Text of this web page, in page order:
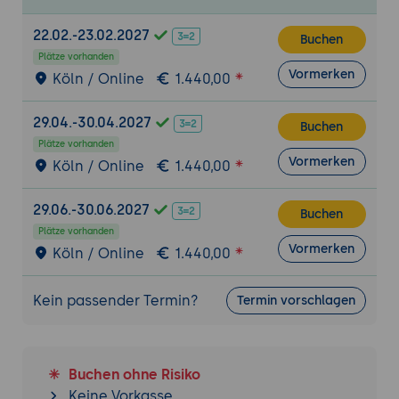
Datenverarbeitung und Integration.
Datenformatierung:Techniken zur
Formatierung und Standardisierung von
Daten.
Implementierung von
Techniken zur Fehlerbehandlung und
Wiederherstellung.
Skalierbarkeit und Leistungsoptimierung
Skalierbarkeit:Techniken zur Skalierung
von Fluentd-Konfigurationen für große
Datenmengen.
Leistungsoptimierung:Optimierung von
Fluentd-Konfigurationen zur Verbesserung
Lastverteilungsstrategien zur effizienten
Datenverarbeitung.
22.02.-23.02.2027
Plätze vorhanden
Köln / Online 1.440,00
Buchen
Vormerken
29.04.-30.04.2027
Plätze vorhanden
Köln / Online 1.440,00
Buchen
Vormerken
29.06.-30.06.2027
Plätze vorhanden
Köln / Online 1.440,00
Buchen
Vormerken
Kein passender Termin? Termin vorschlagen
Buchen ohne Risiko